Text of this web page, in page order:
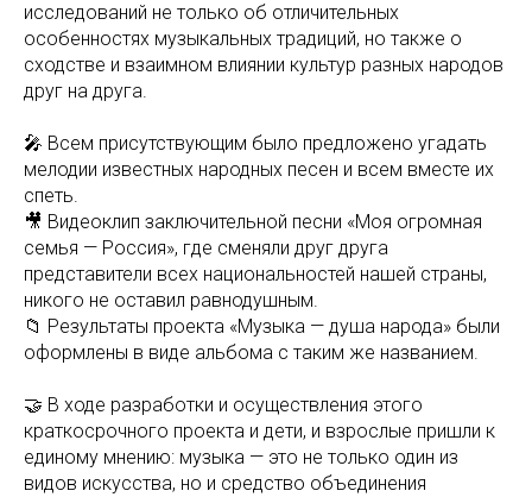
исследований не только об отличительных
особенностях музыкальных традиций, но также о
сходстве и взаимном влиянии культур разных народов
друг на друга.
🎤 Всем присутствующим было предложено угадать
мелодии известных народных песен и всем вместе их
спеть.
🎥 Видеоклип заключительной песни «Моя огромная
семья — Россия», где сменяли друг друга
представители всех национальностей нашей страны,
никого не оставил равнодушным.
📁 Результаты проекта «Музыка — душа народа» были
оформлены в виде альбома с таким же названием.
🤝 В ходе разработки и осуществления этого
краткосрочного проекта и дети, и взрослые пришли к
единому мнению: музыка — это не только один из
видов искусства, но и средство объединения